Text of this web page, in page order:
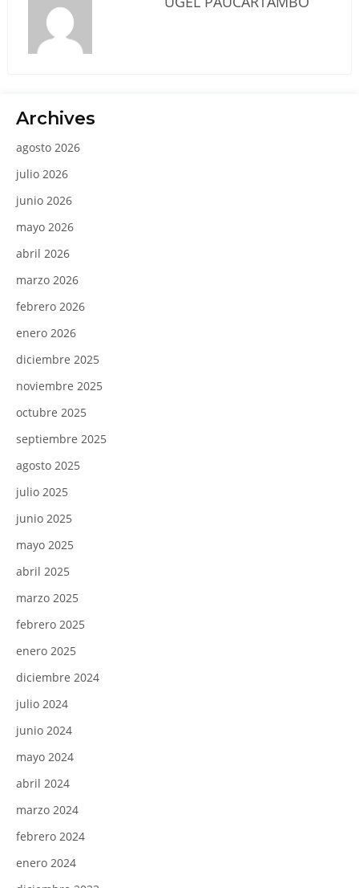
Archives
agosto 2026
julio 2026
junio 2026
mayo 2026
abril 2026
marzo 2026
febrero 2026
enero 2026
diciembre 2025
noviembre 2025
octubre 2025
septiembre 2025
agosto 2025
julio 2025
junio 2025
mayo 2025
abril 2025
marzo 2025
febrero 2025
enero 2025
diciembre 2024
julio 2024
junio 2024
mayo 2024
abril 2024
marzo 2024
febrero 2024
enero 2024